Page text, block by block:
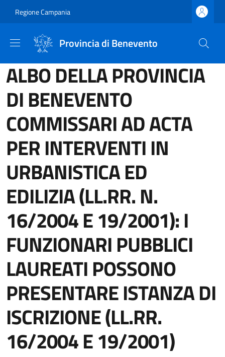
Regione Campania
Provincia di Benevento
ALBO DELLA PROVINCIA
DI BENEVENTO
COMMISSARI AD ACTA
PER INTERVENTI IN
URBANISTICA ED
EDILIZIA (LL.RR. N.
16/2004 E 19/2001): I
FUNZIONARI PUBBLICI
LAUREATI POSSONO
PRESENTARE ISTANZA DI
ISCRIZIONE (LL.RR.
16/2004 E 19/2001)